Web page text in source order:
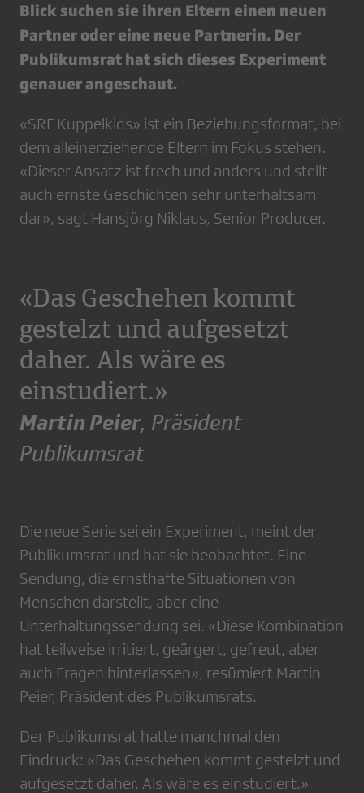
Blick suchen sie ihren Eltern einen neuen
Partner oder eine neue Partnerin. Der
Publikumsrat hat sich dieses Experiment
genauer angeschaut.
«SRF Kuppelkids» ist ein Beziehungsformat, bei
dem alleinerziehende Eltern im Fokus stehen.
«Dieser Ansatz ist frech und anders und stellt
auch ernste Geschichten sehr unterhaltsam
dar», sagt Hansjörg Niklaus, Senior Producer.
«Das Geschehen kommt
gestelzt und aufgesetzt
daher. Als wäre es
einstudiert.»
Martin Peier, Präsident
Publikumsrat
Die neue Serie sei ein Experiment, meint der
Publikumsrat und hat sie beobachtet. Eine
Sendung, die ernsthafte Situationen von
Menschen darstellt, aber eine
Unterhaltungssendung sei. «Diese Kombination
hat teilweise irritiert, geärgert, gefreut, aber
auch Fragen hinterlassen», resümiert Martin
Peier, Präsident des Publikumsrats.
Der Publikumsrat hatte manchmal den
Eindruck: «Das Geschehen kommt gestelzt und
aufgesetzt daher. Als wäre es einstudiert.»